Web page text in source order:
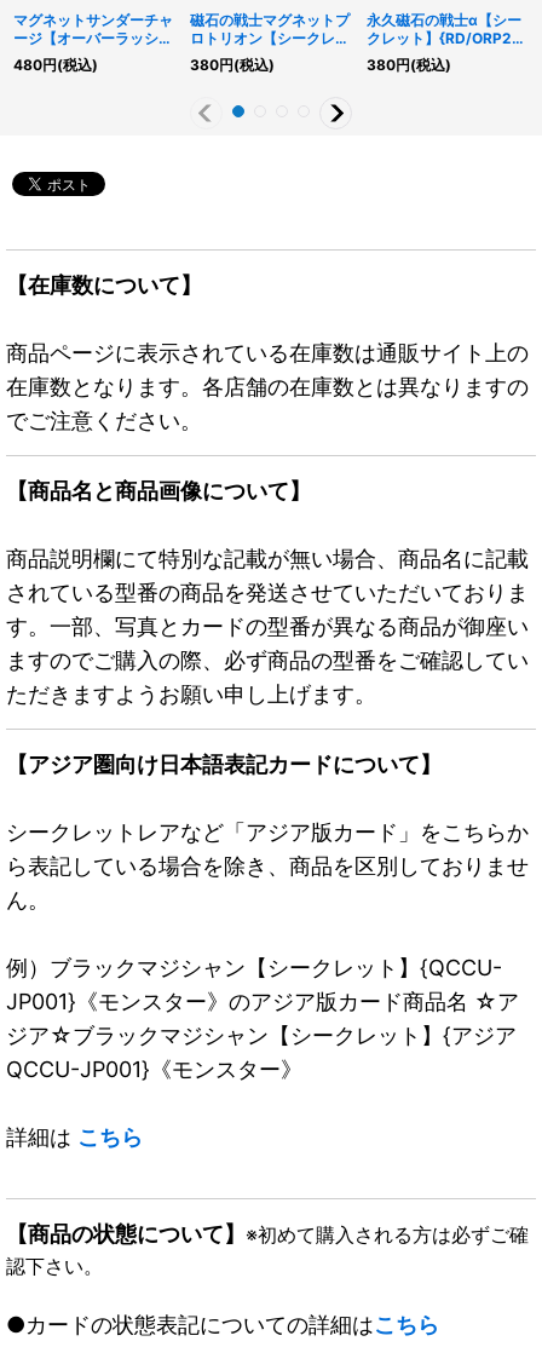
マグネットサンダーチャ
ージ【オーバーラッシュ
レア】{RD/ORP2-
JP035}《RD魔法》
480円(税込)
磁石の戦士マグネットプ
ロトリオン【シークレッ
ト】{RD/ORP2-JP028}
《RDモンスター》
380円(税込)
永久磁石の戦士α【シー
クレット】{RD/ORP2-
JP032}《RDモンスタ
ー》
380円(税込)
【在庫数について】
商品ページに表示されている在庫数は通販サイト上の
在庫数となります。各店舗の在庫数とは異なりますの
でご注意ください。
【商品名と商品画像について】
商品説明欄にて特別な記載が無い場合、商品名に記載
されている型番の商品を発送させていただいておりま
す。一部、写真とカードの型番が異なる商品が御座い
ますのでご購入の際、必ず商品の型番をご確認してい
ただきますようお願い申し上げます。
【アジア圏向け日本語表記カードについて】
シークレットレアなど「アジア版カード」をこちらか
ら表記している場合を除き、商品を区別しておりませ
ん。
例）ブラックマジシャン【シークレット】{QCCU-
JP001}《モンスター》のアジア版カード商品名 ☆ア
ジア☆ブラックマジシャン【シークレット】{アジア
QCCU-JP001}《モンスター》
詳細は こちら
【商品の状態について】 ※初めて購入される方は必ずご確
認下さい。
●カードの状態表記についての詳細はこちら